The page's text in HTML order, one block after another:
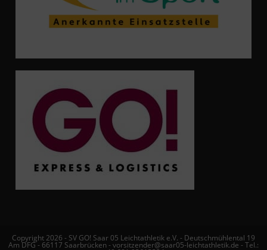
Copyright 2026 - SV GO! Saar 05 Leichtathletik e.V. - Deutschmühlental 19
Am DFG - 66117 Saarbrücken - vorsitzender@saar05-leichtathletik.de - Tel.: